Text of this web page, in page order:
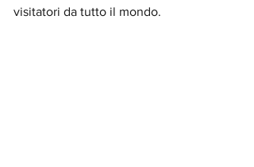
visitatori da tutto il mondo.